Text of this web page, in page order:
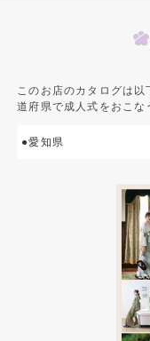
このお店のカタログは
道府県で成人式をおこな
●愛知県